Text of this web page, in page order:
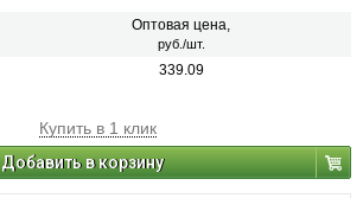
Оптовая цена,
руб./шт.
339.09
Купить в 1 клик
Добавить в корзину